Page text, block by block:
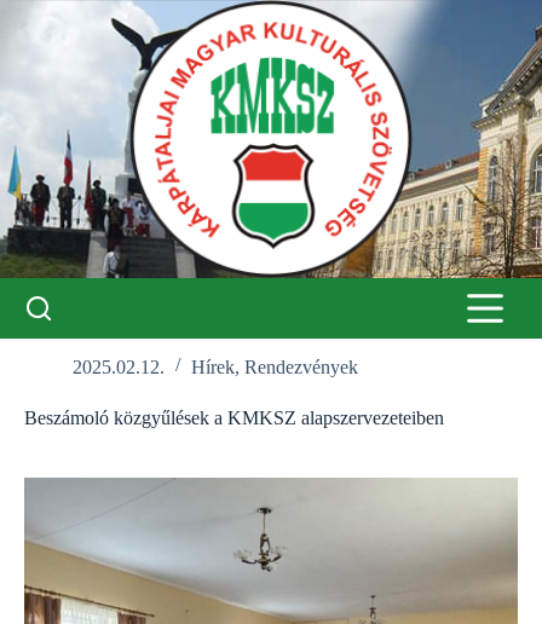
2025.02.12. Hírek, Rendezvények
Beszámoló közgyűlések a KMKSZ alapszervezeteiben